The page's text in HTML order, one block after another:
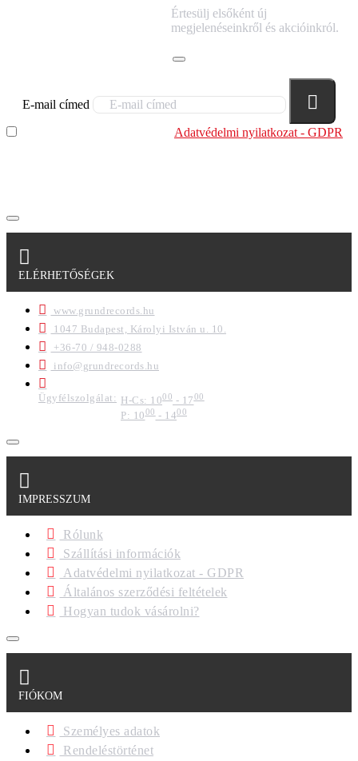
Értesülj elsőként új
megjelenéseinkről és akcióinkról.
E-mail címed
Adatvédelmi nyilatkozat - GDPR
ELÉRHETŐSÉGEK
www.grundrecords.hu
1047 Budapest, Károlyi István u. 10.
+36-70 / 948-0288
info@grundrecords.hu
Ügyfélszolgálat: H-Cs: 1000 - 1700
P: 1000- 1400
IMPRESSZUM
Rólunk
Szállítási információk
Adatvédelmi nyilatkozat - GDPR
Általános szerződési feltételek
Hogyan tudok vásárolni?
FIÓKOM
Személyes adatok
Rendeléstörténet